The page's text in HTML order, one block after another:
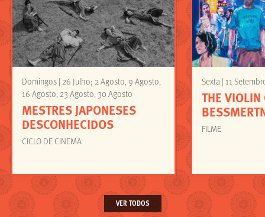
Domingos | 26 Julho; 2 Agosto, 9 Agosto,
16 Agosto, 23 Agosto, 30 Agosto
MESTRES JAPONESES
DESCONHECIDOS
CICLO DE CINEMA
Sexta | 11
THE VIOLIN
FILME
VER TODOS